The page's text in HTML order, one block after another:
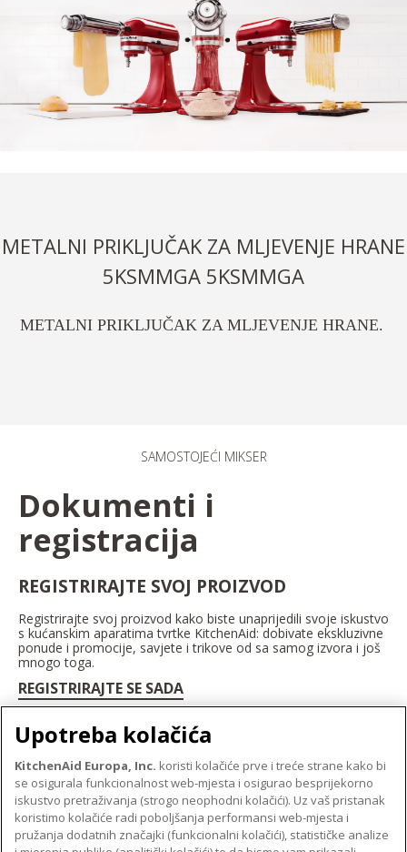
METALNI PRIKLJUČAK ZA MLJEVENJE HRANE
5KSMMGA 5KSMMGA
METALNI PRIKLJUČAK ZA MLJEVENJE HRANE.
SAMOSTOJEĆI MIKSER
Dokumenti i
registracija
REGISTRIRAJTE SVOJ PROIZVOD
Registrirajte svoj proizvod kako biste unaprijedili svoje iskustvo
s kućanskim aparatima tvrtke KitchenAid: dobivate ekskluzivne
ponude i promocije, savjete i trikove od sa samog izvora i još
mnogo toga.
REGISTRIRAJTE SE SADA
O TVRTKI KITCHENAID
Robna marka
Povijest
PODRŠKA
Upotreba kolačića
KitchenAid Europa, Inc. koristi kolačiće prve i treće strane kako bi
se osigurala funkcionalnost web-mjesta i osigurao besprijekorno
iskustvo pretraživanja (strogo neophodni kolačići). Uz vaš pristanak
koristimo kolačiće radi poboljšanja performansi web-mjesta i
pružanja dodatnih značajki (funkcionalni kolačići), statističke analize